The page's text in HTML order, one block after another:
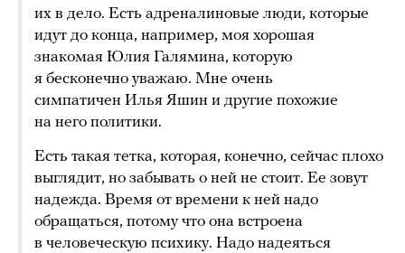
их в дело. Есть адреналиновые люди, которые
идут до конца, например, моя хорошая
знакомая Юлия Галямина, которую
я бесконечно уважаю. Мне очень
симпатичен Илья Яшин и другие похожие
на него политики.
Есть такая тетка, которая, конечно, сейчас плохо
выглядит, но забывать о ней не стоит. Ее зовут
надежда. Время от времени к ней надо
обращаться, потому что она встроена
в человеческую психику. Надо надеяться